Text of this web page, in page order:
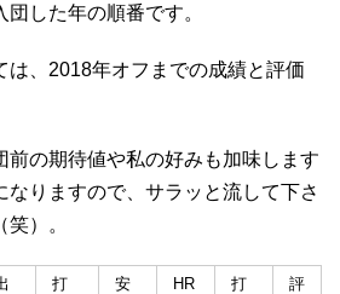
した年の順番です。
は、2018年オフまでの成績と評価
前の期待値や私の好みも加味します
なりますので、サラッと流して下さ
）。
打
安
HR
打
評